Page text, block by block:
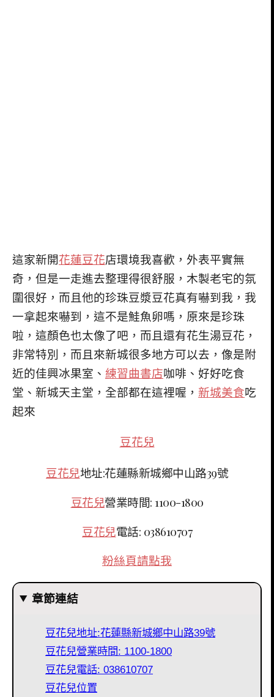
這家新開花蓮豆花店環境我喜歡，外表平實無
奇，但是一走進去整理得很舒服，木製老宅的氛
圍很好，而且他的珍珠豆漿豆花真有嚇到我，我
一拿起來嚇到，這不是鮭魚卵嗎，原來是珍珠
啦，這顏色也太像了吧，而且還有花生湯豆花，
非常特別，而且來新城很多地方可以去，像是附
近的佳興冰果室、 練習曲書店咖啡、好好吃食
堂、新城天主堂，全部都在這裡喔， 新城美食吃
起來
豆花兒
豆花兒地址:花蓮縣新城鄉中山路39號
豆花兒營業時間: 1100-1800
豆花兒電話: 038610707
粉絲頁請點我
章節連結
豆花兒地址:花蓮縣新城鄉中山路39號
豆花兒營業時間: 1100-1800
豆花兒電話: 038610707
豆花兒位置